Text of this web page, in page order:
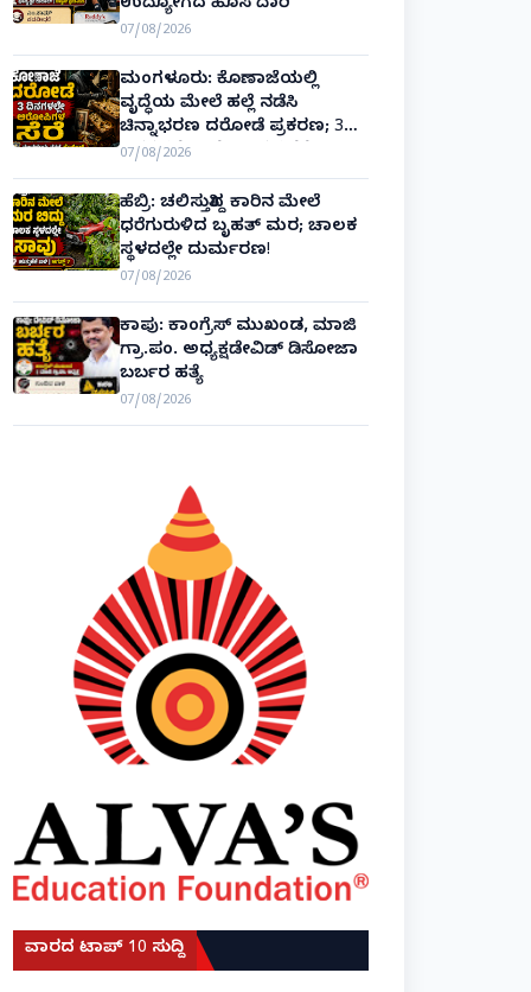
ಉದ್ಯೋಗದ ಹೊಸ ದಾರಿ
07/08/2026
ಮಂಗಳೂರು: ಕೊಣಾಜೆಯಲ್ಲಿ
ವೃದ್ಧೆಯ ಮೇಲೆ ಹಲ್ಲೆ ನಡೆಸಿ
ಚಿನ್ನಾಭರಣ ದರೋಡೆ ಪ್ರಕರಣ; 3
ದಿನಗಳಲ್ಲೇ ಆರೋಪಿಗಳ ಸೆರೆ!
07/08/2026
ಹೆಬ್ರಿ: ಚಲಿಸುತ್ತಿದ್ದ ಕಾರಿನ ಮೇಲೆ
ಧರೆಗುರುಳಿದ ಬೃಹತ್ ಮರ; ಚಾಲಕ
ಸ್ಥಳದಲ್ಲೇ ದುರ್ಮರಣ!
07/08/2026
ಕಾಪು: ಕಾಂಗ್ರೆಸ್ ಮುಖಂಡ, ಮಾಜಿ
ಗ್ರಾ.ಪಂ. ಅಧ್ಯಕ್ಷಡೇವಿಡ್ ಡಿಸೋಜಾ
ಬರ್ಬರ ಹತ್ಯೆ
07/08/2026
ವಾರದ ಟಾಪ್ 10 ಸುದ್ದಿ